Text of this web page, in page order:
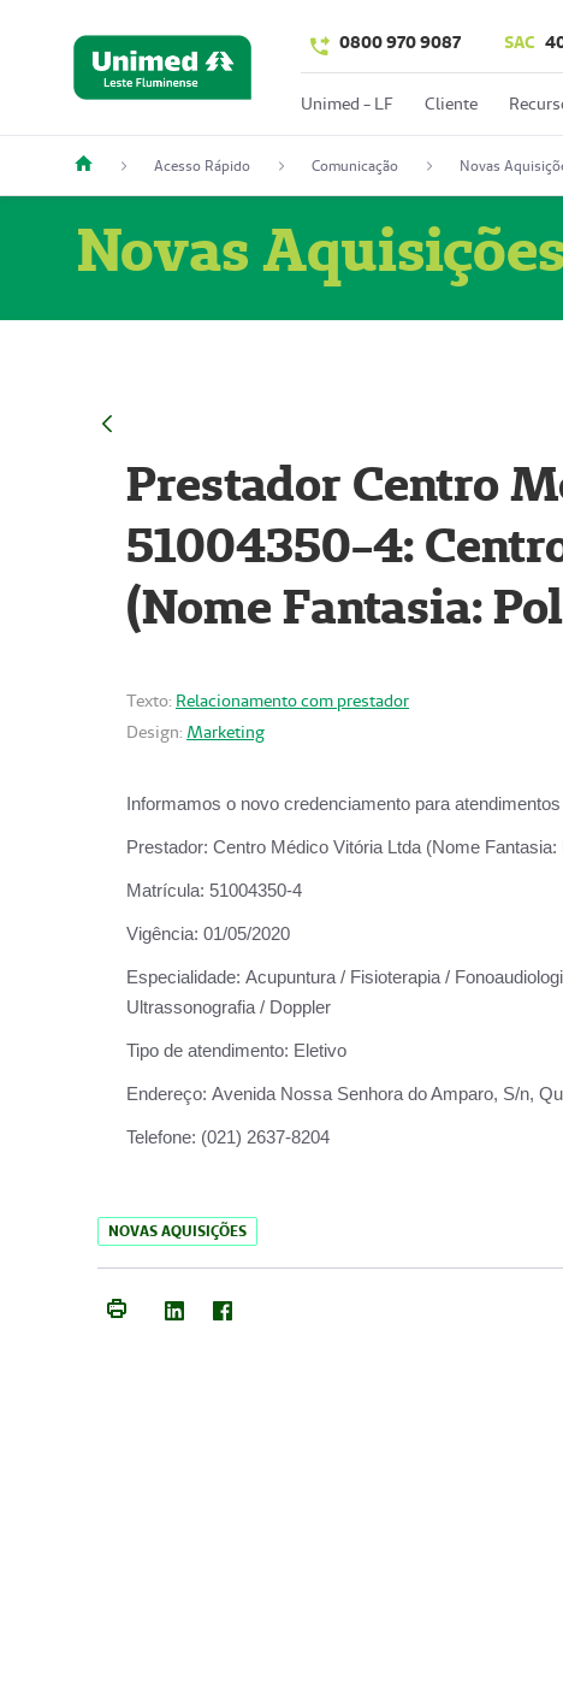
0800 970 9087 SAC
Unimed - LF Cliente
Acesso Rápido Comunicação Novas
Novas Aquisições
Prestador Centro
51004350-4:
(Nome Fantasia:
Texto: Relacionamento com prestador
Design: Marketing
Informamos o novo credenciamento para
Prestador: Centro Médico Vitória Ltda (Nome
Matrícula: 51004350-4
Vigência: 01/05/2020
Especialidade: Acupuntura / Fisioterapia /
Ultrassonografia / Doppler
Tipo de atendimento: Eletivo
Endereço: Avenida Nossa Senhora do Amparo, S/n,
Telefone: (021) 2637-8204
NOVAS AQUISIÇÕES